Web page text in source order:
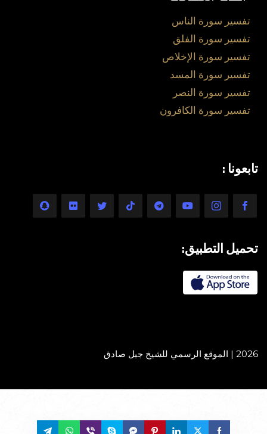
تفسير سورة الناس
تفسير سورة الفلق
تفسير سورة الإخلاص
تفسير سورة المسد
تفسير سورة النصر
تفسير سورة الكافرون
تابعونا :
تحميل التطبيق:
2026 | الموقع الرسمي للشيخ جيل صادق